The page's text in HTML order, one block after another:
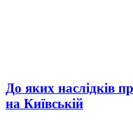
До яких наслідків
на Київській